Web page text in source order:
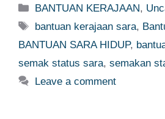
Categories
BANTUAN KERAJAAN,
Tags
bantuan kerajaan sara,
BANTUAN SARA HIDUP,
semak status sara, semakan
Leave a comment